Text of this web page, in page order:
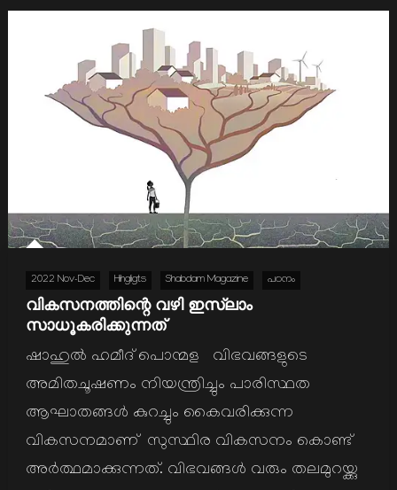
2022 Nov-Dec Hihgligts Shabdam Magazine പഠനം
വികസനത്തിന്റെ വഴി ഇസ്‌ലാം
സാധൂകരിക്കുന്നത്‌
ഷാഹുല്‍ ഹമീദ് പൊന്മള വിഭവങ്ങളുടെ
അമിതചൂഷണം നിയന്ത്രിച്ചും പാരിസ്ഥത
ആഘാതങ്ങൾ കുറച്ചും കൈവരിക്കുന്ന
വികസനമാണ് സുസ്ഥിര വികസനം കൊണ്ട്
അർത്ഥമാക്കുന്നത്. വിഭവങ്ങൾ വരും തലമുറയ്ക്കു